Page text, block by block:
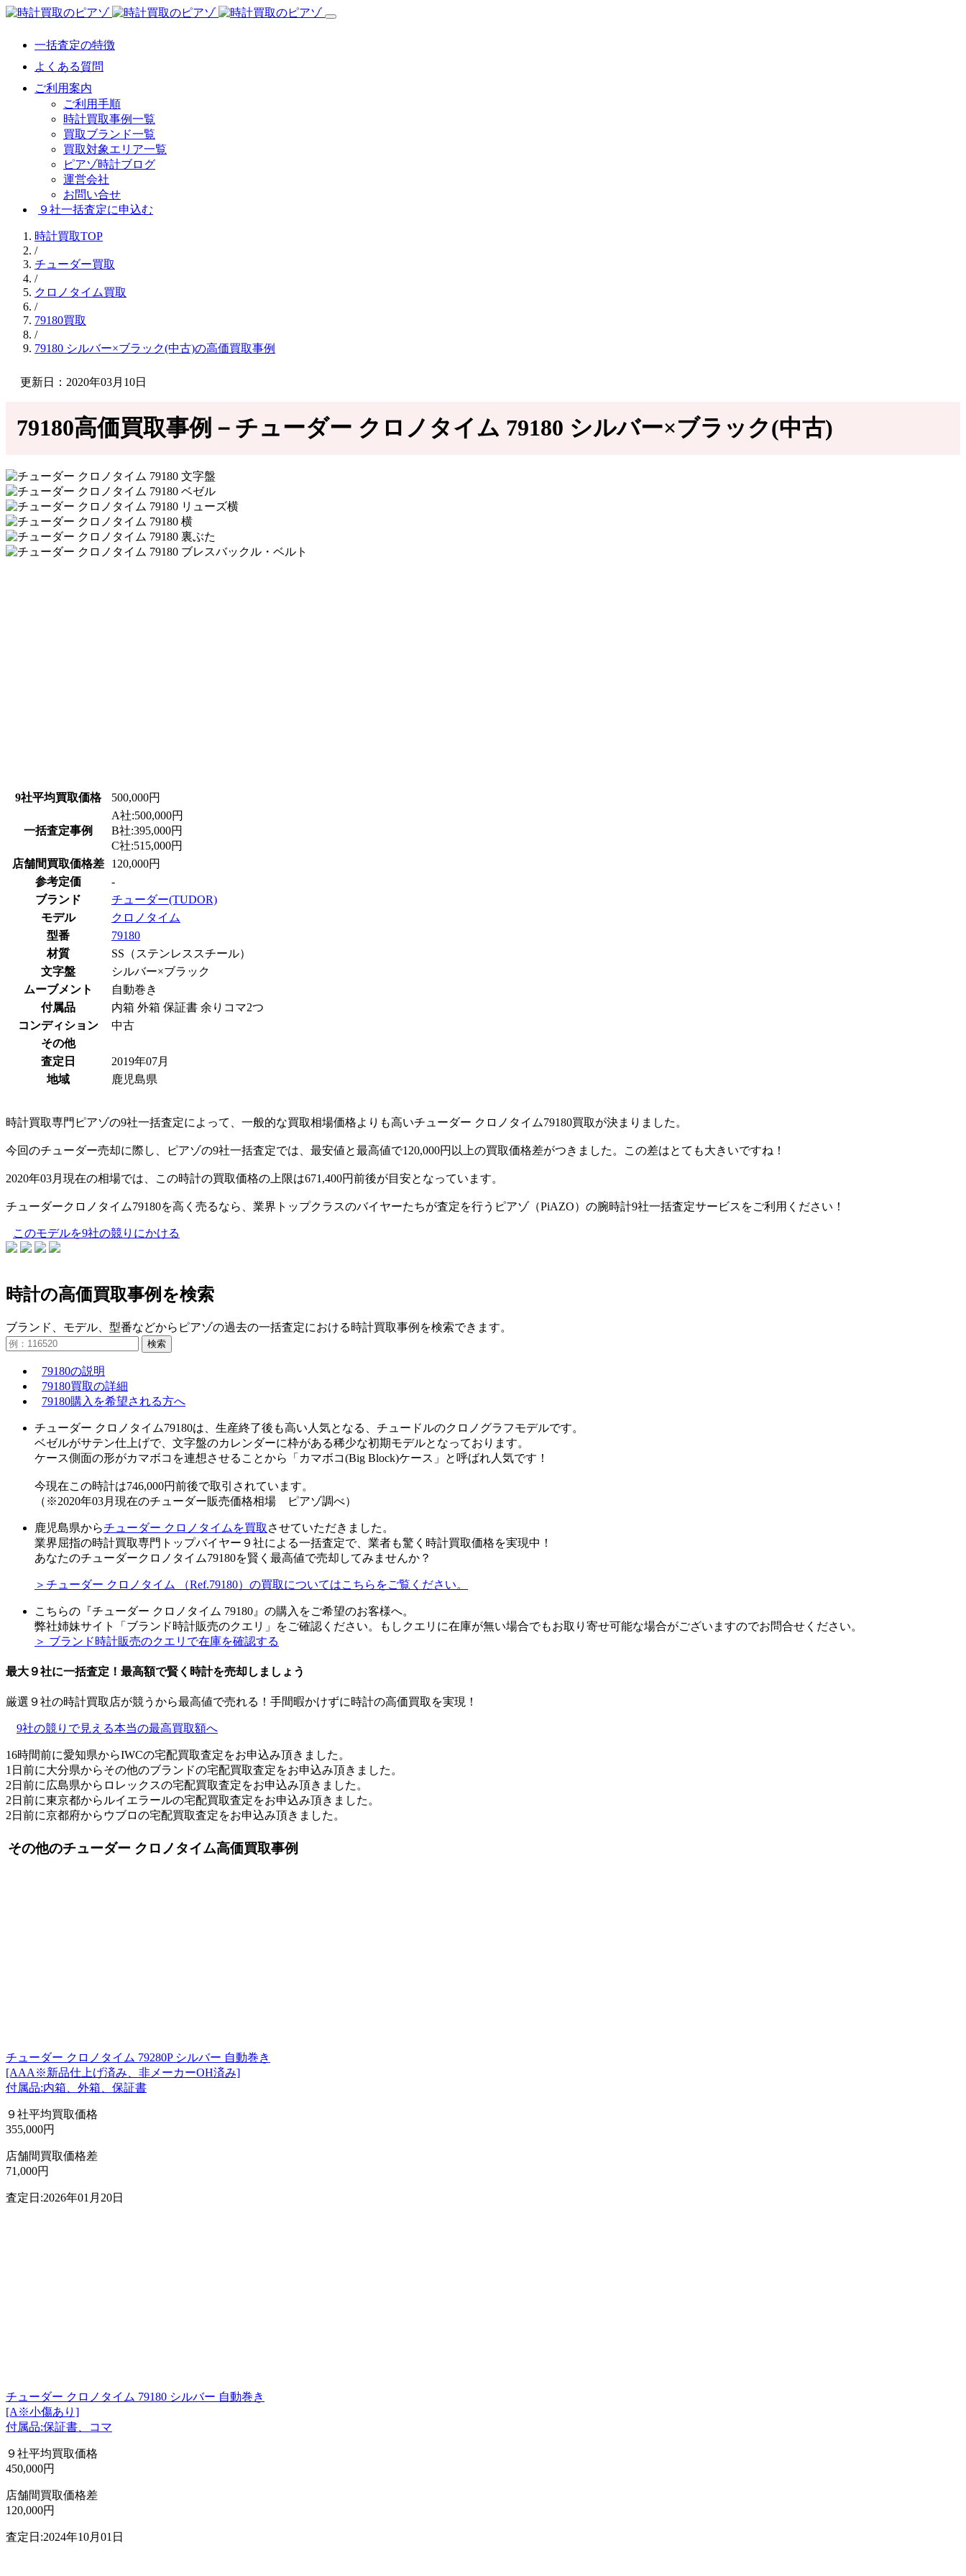
一括査定の特徴
よくある質問
ご利用案内
ご利用手順
時計買取事例一覧
買取ブランド一覧
買取対象エリア一覧
ピアゾ時計ブログ
運営会社
お問い合せ
９社一括査定に申込む
時計買取TOP
/
チューダー買取
/
クロノタイム買取
/
79180買取
/
79180 シルバー×ブラック(中古)の高価買取事例
更新日：2020年03月10日
79180高価買取事例－チューダー クロノタイム 79180 シルバー×ブラック(中古)
9社平均買取価格 500,000円
一括査定事例
A社:500,000円
B社:395,000円
C社:515,000円
店舗間買取価格差
120,000円
参考定価
-
ブランド
チューダー(TUDOR)
モデル
クロノタイム
型番
79180
材質
SS（ステンレススチール）
文字盤
シルバー×ブラック
ムーブメント
自動巻き
付属品
内箱 外箱 保証書 余りコマ2つ
コンディション
中古
その他
査定日
2019年07月
地域
鹿児島県
時計買取専門ピアゾの9社一括査定によって、一般的な買取相場価格よりも高いチューダー クロノタイム79180買取が決まりました。
今回のチューダー売却に際し、ピアゾの9社一括査定では、最安値と最高値で120,000円以上の買取価格差がつきました。この差はとても大きいですね！
2020年03月現在の相場では、この時計の買取価格の上限は671,400円前後が目安となっています。
チューダークロノタイム79180を高く売るなら、業界トップクラスのバイヤーたちが査定を行うピアゾ（PiAZO）の腕時計9社一括査定サービスをご利用ください！
このモデルを9社の競りにかける
時計の高価買取事例を検索
ブランド、モデル、型番などからピアゾの過去の一括査定における時計買取事例を検索できます。
検索
79180の説明
79180買取の詳細
79180購入を希望される方へ
チューダー クロノタイム79180は、生産終了後も高い人気となる、チュードルのクロノグラフモデルです。
ベゼルがサテン仕上げで、文字盤のカレンダーに枠がある稀少な初期モデルとなっております。
ケース側面の形がカマボコを連想させることから「カマボコ(Big Block)ケース」と呼ばれ人気です！
今現在この時計は746,000円前後で取引されています。
（※2020年03月現在のチューダー販売価格相場 ピアゾ調べ）
鹿児島県からチューダー クロノタイムを買取 させていただきました。
業界屈指の時計買取専門トップバイヤー９社による一括査定で、業者も驚く時計買取価格を実現中！
あなたのチューダークロノタイム79180を賢く最高値で売却してみませんか？
＞チューダー クロノタイム （Ref.79180）の買取についてはこちらをご覧ください。
こちらの『チューダー クロノタイム 79180』の購入をご希望のお客様へ。
弊社姉妹サイト「ブランド時計販売のクエリ」をご確認ください。もしクエリに在庫が無い場合でもお取り寄せ可能な場合がございますのでお問合せください。
＞ ブランド時計販売のクエリで在庫を確認する
最大９社に一括査定！ 最高額で賢く時計を売却しましょう
厳選９社の時計買取店が競うから最高値で売れる！手間暇かけずに時計の高価買取を実現！
9社の競りで見える本当の最高買取額へ
16時間前に愛知県からIWCの宅配買取査定をお申込み頂きました。
1日前に大分県からその他のブランドの宅配買取査定をお申込み頂きました。
2日前に広島県からロレックスの宅配買取査定をお申込み頂きました。
2日前に東京都からルイエラールの宅配買取査定をお申込み頂きました。
2日前に京都府からウブロの宅配買取査定をお申込み頂きました。
その他のチューダー クロノタイム高価買取事例
チューダー クロノタイム 79280P シルバー 自動巻き
[AAA※新品仕上げ済み、非メーカーOH済み]
付属品:内箱、外箱、保証書
９社平均買取価格
355,000円
店舗間買取価格差
71,000円
査定日:2026年01月20日
チューダー クロノタイム 79180 シルバー 自動巻き
[A※小傷あり]
付属品:保証書、コマ
９社平均買取価格
450,000円
店舗間買取価格差
120,000円
査定日:2024年10月01日